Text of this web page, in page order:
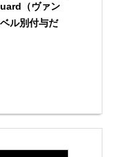
（ヴァン
ル別付与だ